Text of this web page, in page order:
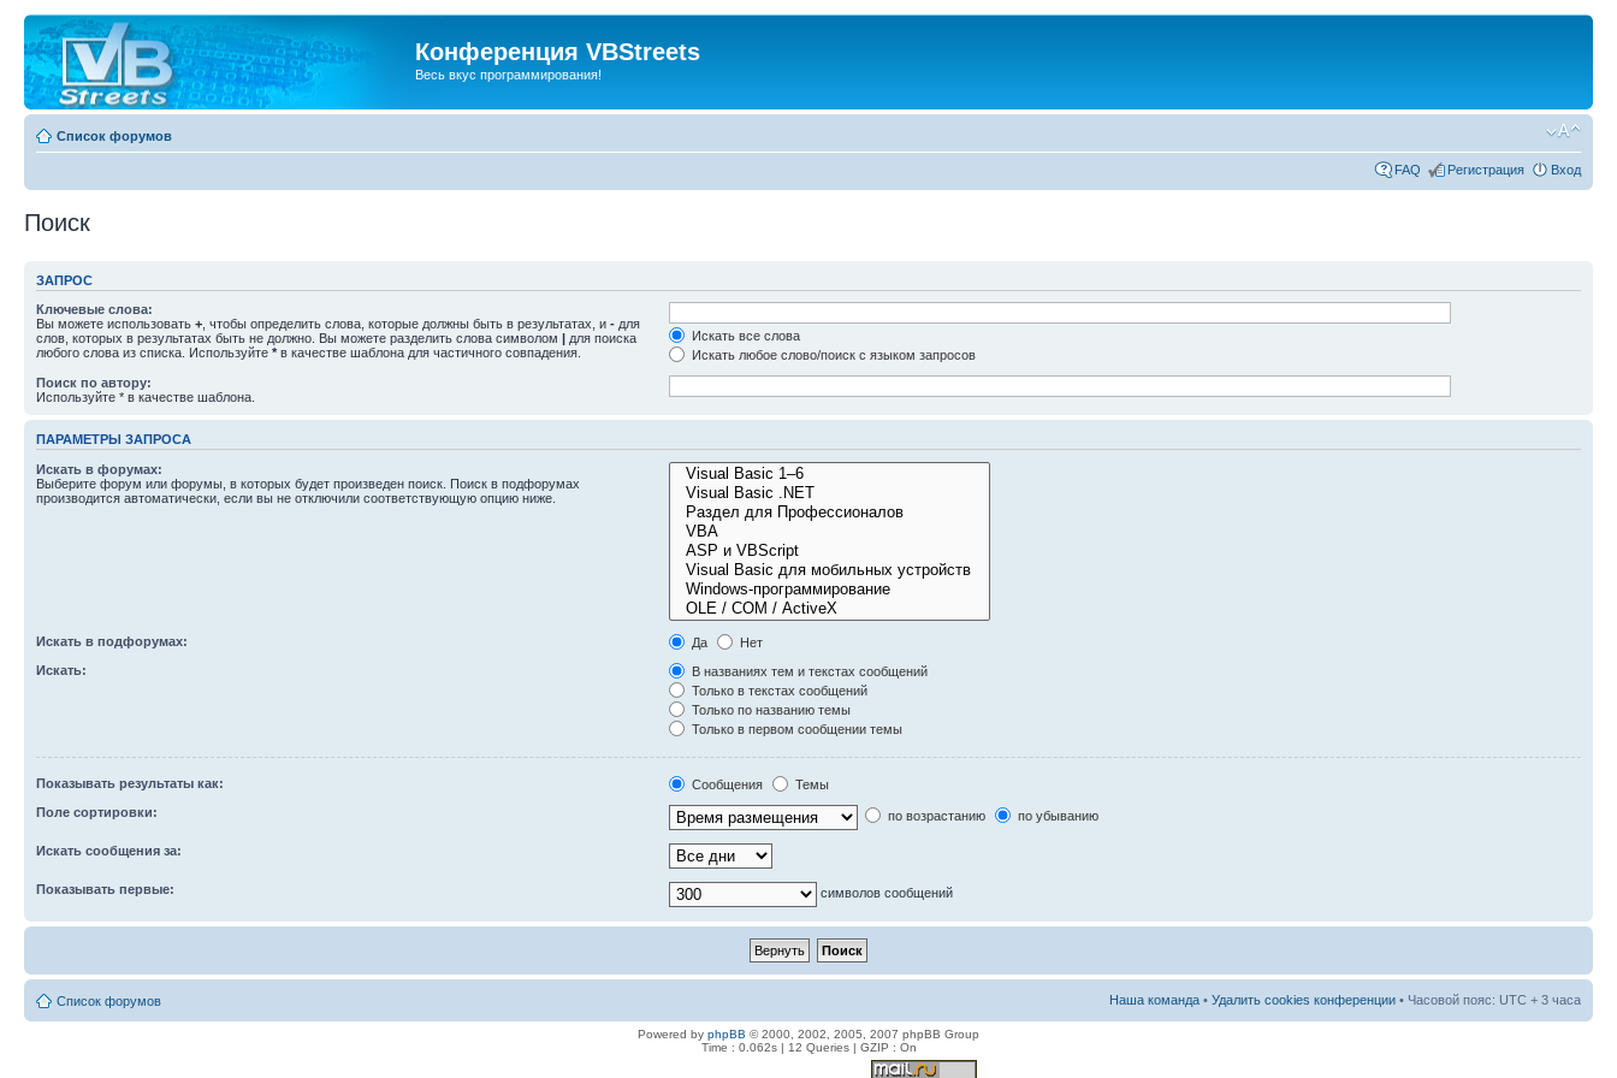
Конференция VBStreets
Весь вкус программирования!
Список форумов
FAQ Регистрация Вход
Поиск
ЗАПРОС
Ключевые слова:
Вы можете использовать + , чтобы определить слова, которые должны быть в результатах, и - для
слов, которых в результатах быть не должно. Вы можете разделить слова символом | для поиска
любого слова из списка. Используйте * в качестве шаблона для частичного совпадения.
Искать все слова
Искать любое слово/поиск с языком запросов
Поиск по автору:
Используйте * в качестве шаблона.
ПАРАМЕТРЫ ЗАПРОСА
Искать в форумах:
Выберите форум или форумы, в которых будет произведен поиск. Поиск в подфорумах
производится автоматически, если вы не отключили соответствующую опцию ниже.
Искать в подфорумах: Да
Нет
Искать:
В названиях тем и текстах сообщений
Только в текстах сообщений
Только по названию темы
Только в первом сообщении темы
Показывать результаты как: Сообщения
Темы
Поле сортировки:
по возрастанию по убыванию
Искать сообщения за:
Показывать первые: символов сообщений
Список форумов Наша команда • Удалить cookies конференции • Часовой пояс: UTC + 3 часа
Powered by phpBB © 2000, 2002, 2005, 2007 phpBB Group
Time : 0.062s | 12 Queries | GZIP : On